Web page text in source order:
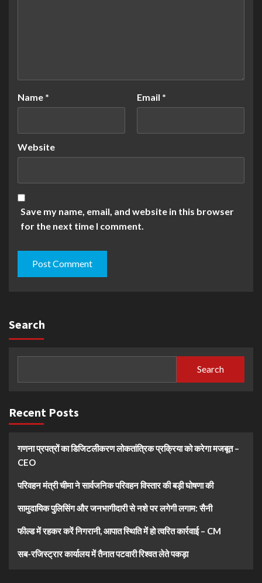
Name * Email *
Website
Save my name, email, and website in this browser
for the next time I comment.
Search
Search
Recent Posts
गणना प्रपत्रों का डिजिटलीकरण लोकतांत्रिक प्रक्रिया को करेगा मजबूत –
CEO
परिवहन मंत्री चीमा ने सार्वजनिक परिवहन विस्तार की बड़ी घोषणा की
सामुदायिक पुलिसिंग और जनभागीदारी से नशे पर लगेगी लगाम: सैनी
फील्ड में रहकर करें निगरानी, आपात स्थिति में हो त्वरित कार्रवाई – CM
सब-रजिस्ट्रार कार्यालय में तैनात पटवारी रिश्वत लेते पकड़ा